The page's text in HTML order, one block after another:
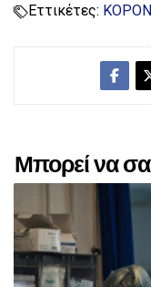
Εττικέτες:
Μπορεί να
αναρτήσεις